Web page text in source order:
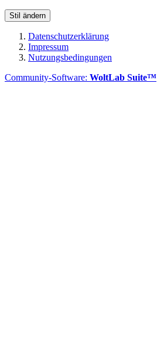
Stil ändern
Datenschutzerklärung
Impressum
Nutzungsbedingungen
Community-Software: WoltLab Suite™